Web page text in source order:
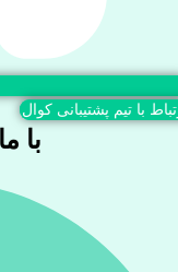
با تیم پشتیبانی کوال
با